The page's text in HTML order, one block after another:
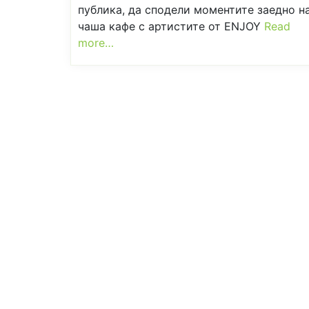
публика, да сподели моментите заедно
чаша кафе с артистите от ENJOY Read
more…